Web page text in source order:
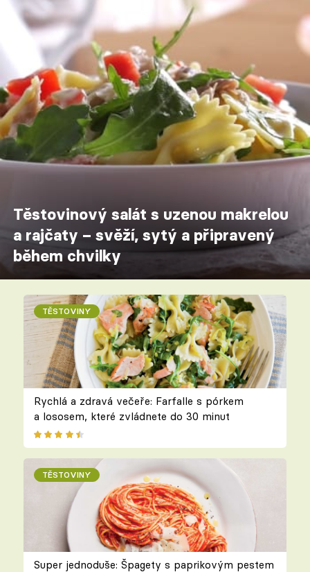
Těstovinový salát s uzenou makrelou
a rajčaty – svěží, sytý a připravený
během chvilky
TĚSTOVINY
Rychlá a zdravá večeře: Farfalle s pórkem
a lososem, které zvládnete do 30 minut
TĚSTOVINY
Super jednoduše: Špagety s paprikovým pestem